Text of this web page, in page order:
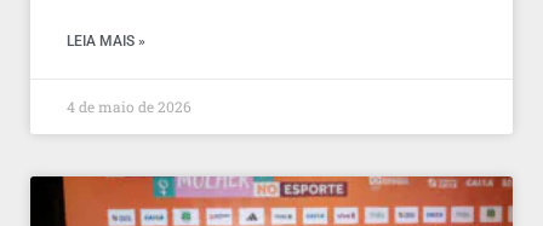
LEIA MAIS »
4 de maio de 2026